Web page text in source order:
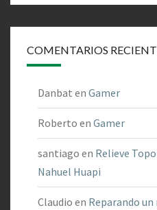
COMENTARIOS
Danbat en Gamer
Roberto en Gamer
santiago en Relieve
Nahuel Huapi
Claudio en Reparando un